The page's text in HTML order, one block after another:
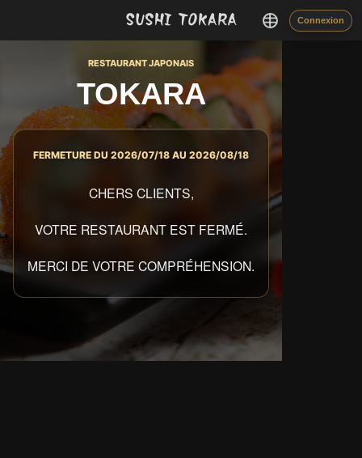
Connexion
RESTAURANT JAPONAIS
TOKARA
FERMETURE DU 2026/07/18 AU 2026/08/18
CHERS CLIENTS,
VOTRE RESTAURANT EST FERMÉ.
MERCI DE VOTRE COMPRÉHENSION.